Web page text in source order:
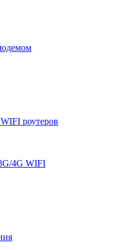
роутеров
4G WIFI